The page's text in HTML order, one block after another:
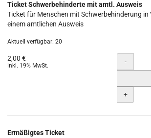
Ticket Schwerbehinderte mit amtl. Ausweis
Ticket für Menschen mit Schwerbehinderung in
einem amtlichen Ausweis
Aktuell verfügbar: 20
2,00 €
inkl. 19% MwSt. Menge
-
+
Ermäßigtes Ticket